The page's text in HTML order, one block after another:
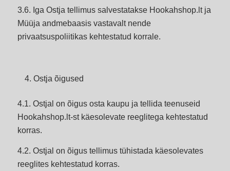
3.6. Iga Ostja tellimus salvestatakse Hookahshop.lt ja
Müüja andmebaasis vastavalt nende
privaatsuspoliitikas kehtestatud korrale.
Ostja õigused
4.1. Ostjal on õigus osta kaupu ja tellida teenuseid
Hookahshop.lt-st käesolevate reeglitega kehtestatud
korras.
4.2. Ostjal on õigus tellimus tühistada käesolevates
reeglites kehtestatud korras.